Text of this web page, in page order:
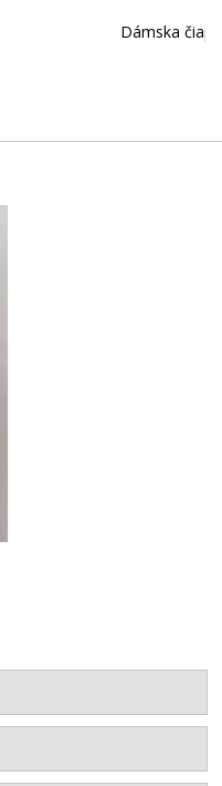
Dámska